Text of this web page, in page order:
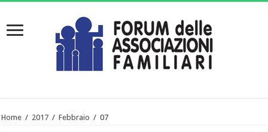
Home / 2017 / Febbraio / 07